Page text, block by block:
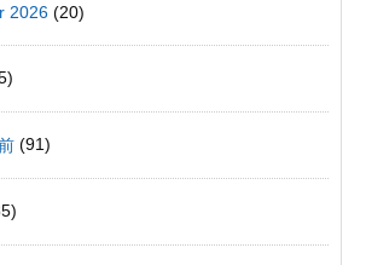
2026 (20)
(91)